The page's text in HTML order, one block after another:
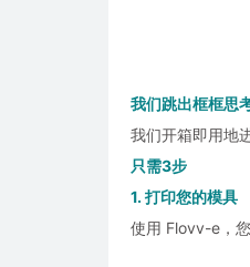
我们跳出框框思
我们开箱即用地
只需3步
1. 打印您的模具
使用 Flovv-e，